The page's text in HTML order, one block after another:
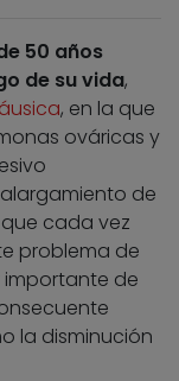
50 años
de su vida,
, en la que
ováricas y
de
cada vez
problema de
importante de
la disminución